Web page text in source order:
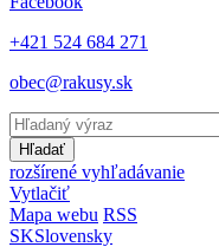
+421 524 684 271
obec@rakusy.sk
Hľadať
rozšírené vyhľadávanie
Vytlačiť
Mapa webu RSS
SKSlovensky